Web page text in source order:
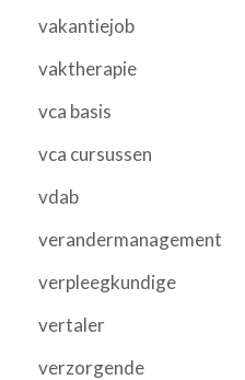
vakantiejob
vaktherapie
vca basis
vca cursussen
vdab
verandermanagement
verpleegkundige
vertaler
verzorgende